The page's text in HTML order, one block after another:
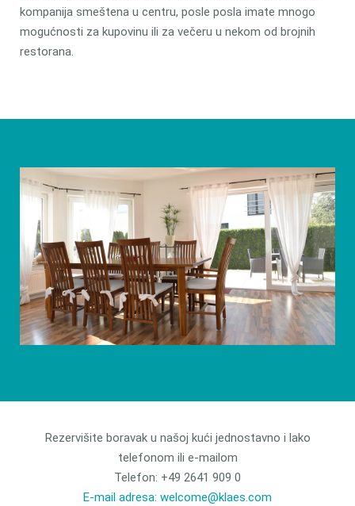
kompanija smeštena u centru, posle posla imate mnogo
mogućnosti za kupovinu ili za večeru u nekom od brojnih
restorana.
Rezervišite boravak u našoj kući jednostavno i lako
telefonom ili e-mailom
Telefon: +49 2641 909 0
E-mail adresa: welcome@klaes.com